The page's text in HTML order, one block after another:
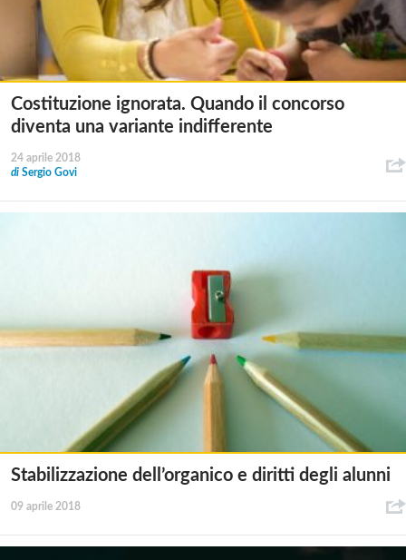
Costituzione ignorata. Quando il concorso
diventa una variante indifferente
24 aprile 2018
di Sergio Govi
Stabilizzazione dell’organico e diritti degli alunni
09 aprile 2018